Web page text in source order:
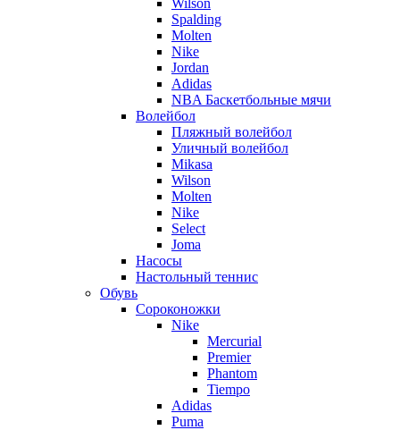
Spalding
Molten
Nike
Jordan
Adidas
NBA Баскетбольные мячи
Волейбол
Пляжный волейбол
Уличный волейбол
Mikasa
Wilson
Molten
Nike
Select
Joma
Насосы
Настольный теннис
Обувь
Сороконожки
Nike
Mercurial
Premier
Phantom
Tiempo
Adidas
Puma